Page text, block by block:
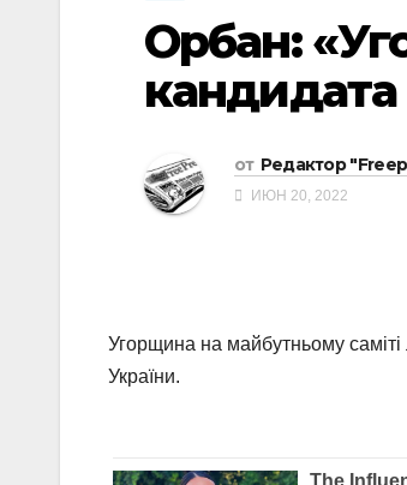
Орбан:
кандидата
от Редактор
ИЮН 20, 2022
Угорщина на майбутньому
України.